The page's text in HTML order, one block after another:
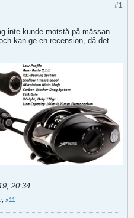
#1
inte kunde motstå på mässan.
kan ge en recension, då det
20:34.
x11